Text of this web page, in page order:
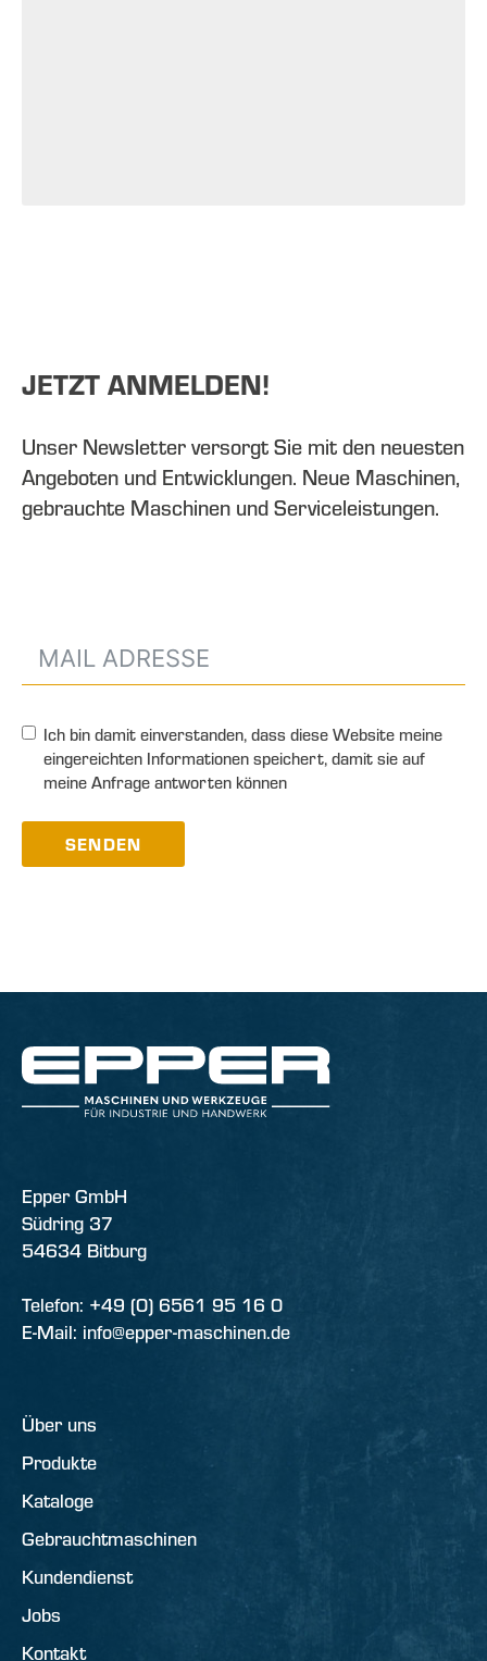
JETZT ANMELDEN!
Unser Newsletter versorgt Sie mit den neuesten
Angeboten und Entwicklungen. Neue Maschinen,
gebrauchte Maschinen und Serviceleistungen.
Ich bin damit einverstanden, dass diese Website meine
eingereichten Informationen speichert, damit sie auf
meine Anfrage antworten können
SENDEN
Epper GmbH
Südring 37
54634 Bitburg
Telefon: +49 (0) 6561 95 16 0
E-Mail: info@epper-maschinen.de
Über uns
Produkte
Kataloge
Gebrauchtmaschinen
Kundendienst
Jobs
Kontakt